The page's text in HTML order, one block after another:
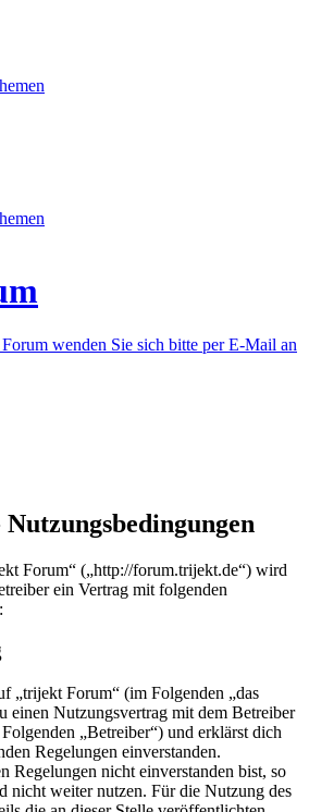
wenden Sie sich bitte per E-Mail an
Forum“ („http://forum.trijekt.de“) wird
ein Vertrag mit folgenden
„trijekt Forum“ (im Folgenden „das
einen Nutzungsvertrag mit dem Betreiber
„Betreiber“) und erklärst dich
Regelungen einverstanden.
Regelungen nicht einverstanden bist, so
nicht weiter nutzen. Für die Nutzung des